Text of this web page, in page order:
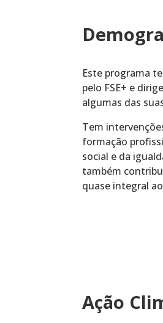
Este programa
pelo FSE+ e
algumas das
Tem
formação
social e da
também
quase integral
Ação